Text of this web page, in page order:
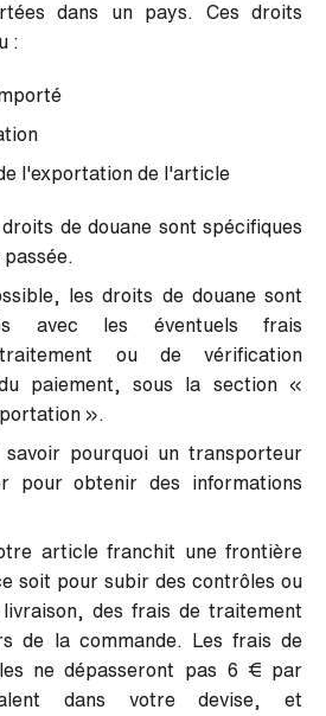
dans un pays. Ces droits
:
l'exportation de l'article
de douane sont spécifiques
les droits de douane sont
avec les éventuels frais
ou de vérification
paiement, sous la section «
».
savoir pourquoi un transporteur
pour obtenir des informations
article franchit une frontière
soit pour subir des contrôles ou
des frais de traitement
de la commande. Les frais de
ne dépasseront pas 6 € par
dans votre devise, et